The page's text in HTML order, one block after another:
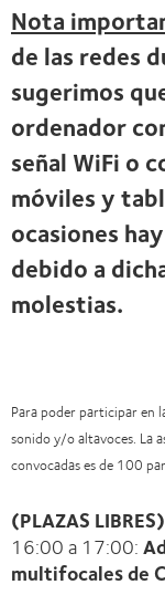
Nota
de las redes
sugerimos
ordenador
señal WiFi o
móviles y
ocasiones
debido a
molestias.
Para poder participar en
sonido y/o altavoces. La
convocadas es de 100
(PLAZAS
16:00 a 17:00:
multifocales de